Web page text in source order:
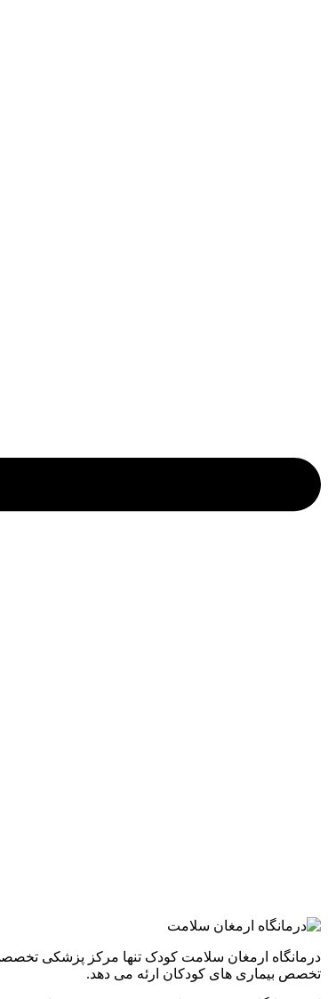
درمانگاه ارمغان سلامت کودک تنها مرکز پزشکی
تخصص بیماری های کودکان ارئه می دهد.